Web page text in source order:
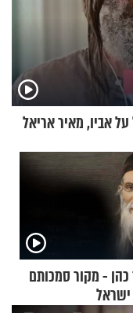
אביו, מאיר אריאל
כהן - מקור סמכותם